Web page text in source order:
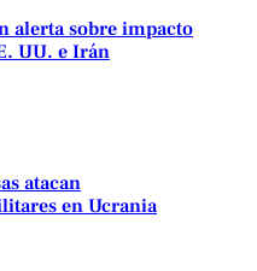
alerta sobre impacto
UU. e Irán
atacan
en Ucrania